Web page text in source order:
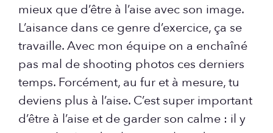
mieux que d’être à l’aise avec son image.
L’aisance dans ce genre d’exercice, ça se
travaille. Avec mon équipe on a enchaîné
pas mal de shooting photos ces derniers
temps. Forcément, au fur et à mesure, tu
deviens plus à l’aise. C’est super important
d’être à l’aise et de garder son calme : il y